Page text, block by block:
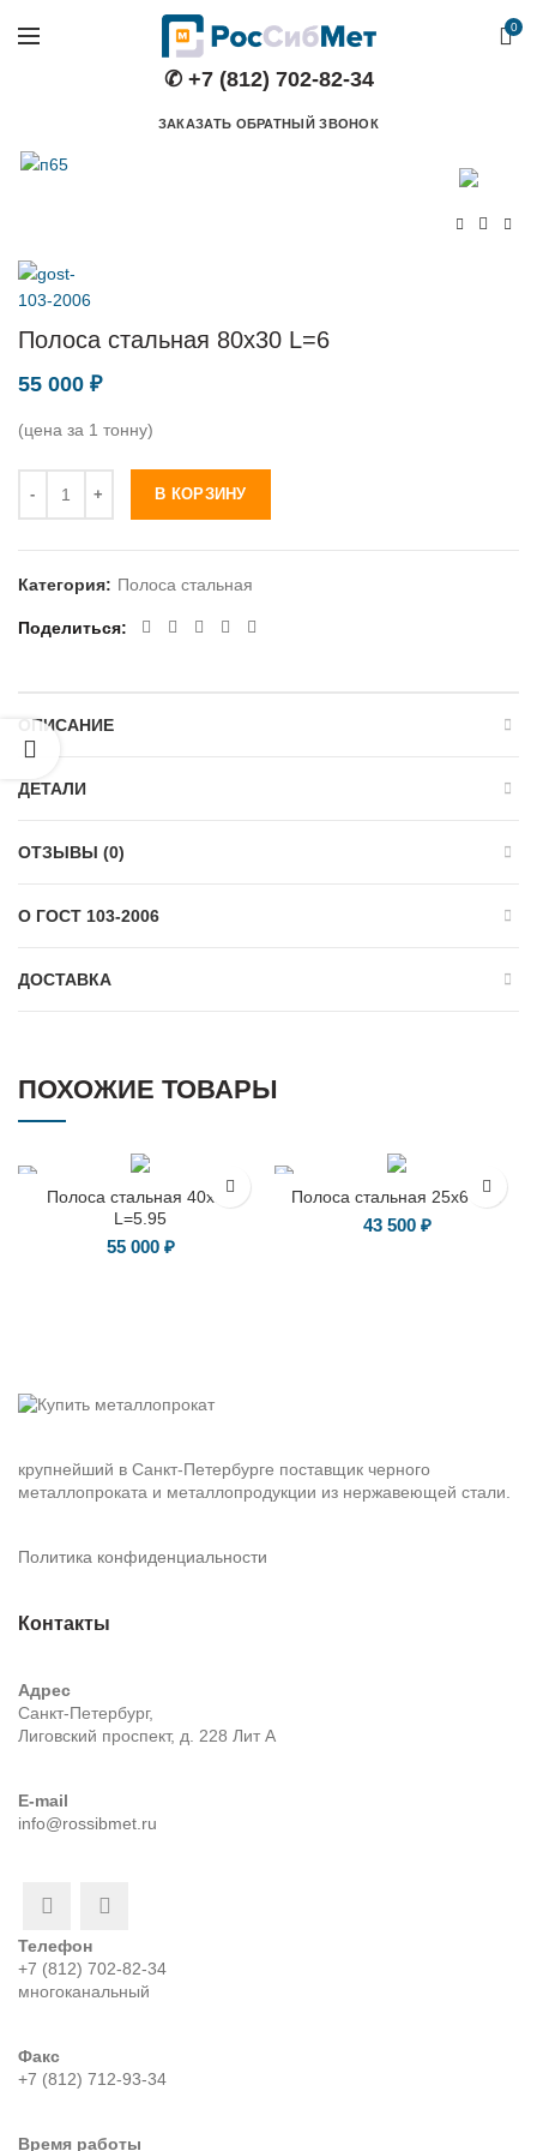
0
✆ +7 (812) 702-82-34
ЗАКАЗАТЬ ОБРАТНЫЙ ЗВОНОК
Полоса стальная 80х30 L=6
55 000 ₽
(цена за 1 тонну)
В КОРЗИНУ
Категория: Полоса стальная
Поделиться
ОПИСАНИЕ
ДЕТАЛИ
ОТЗЫВЫ (0)
О ГОСТ 103-2006
ДОСТАВКА
ПОХОЖИЕ ТОВАРЫ
Полоса стальная 40х16
L=5.95
55 000 ₽
Полоса стальная 25х6 L=6
43 500 ₽
крупнейший в Санкт-Петербурге поставщик черного
металлопроката и металлопродукции из нержавеющей стали.
Политика конфиденциальности
Контакты
Адрес
Санкт-Петербург,
Лиговский проспект, д. 228 Лит А
E-mail
info@rossibmet.ru
Телефон
+7 (812) 702-82-34
многоканальный
Факс
+7 (812) 712-93-34
Время работы